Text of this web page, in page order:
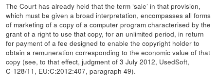
The Court has already held that the term ‘sale’ in that provision,
which must be given a broad interpretation, encompasses all forms
of marketing of a copy of a computer program characterised by the
grant of a right to use that copy, for an unlimited period, in return
for payment of a fee designed to enable the copyright holder to
obtain a remuneration corresponding to the economic value of that
copy (see, to that effect, judgment of 3 July 2012, UsedSoft,
C‑128/11, EU:C:2012:407, paragraph 49).